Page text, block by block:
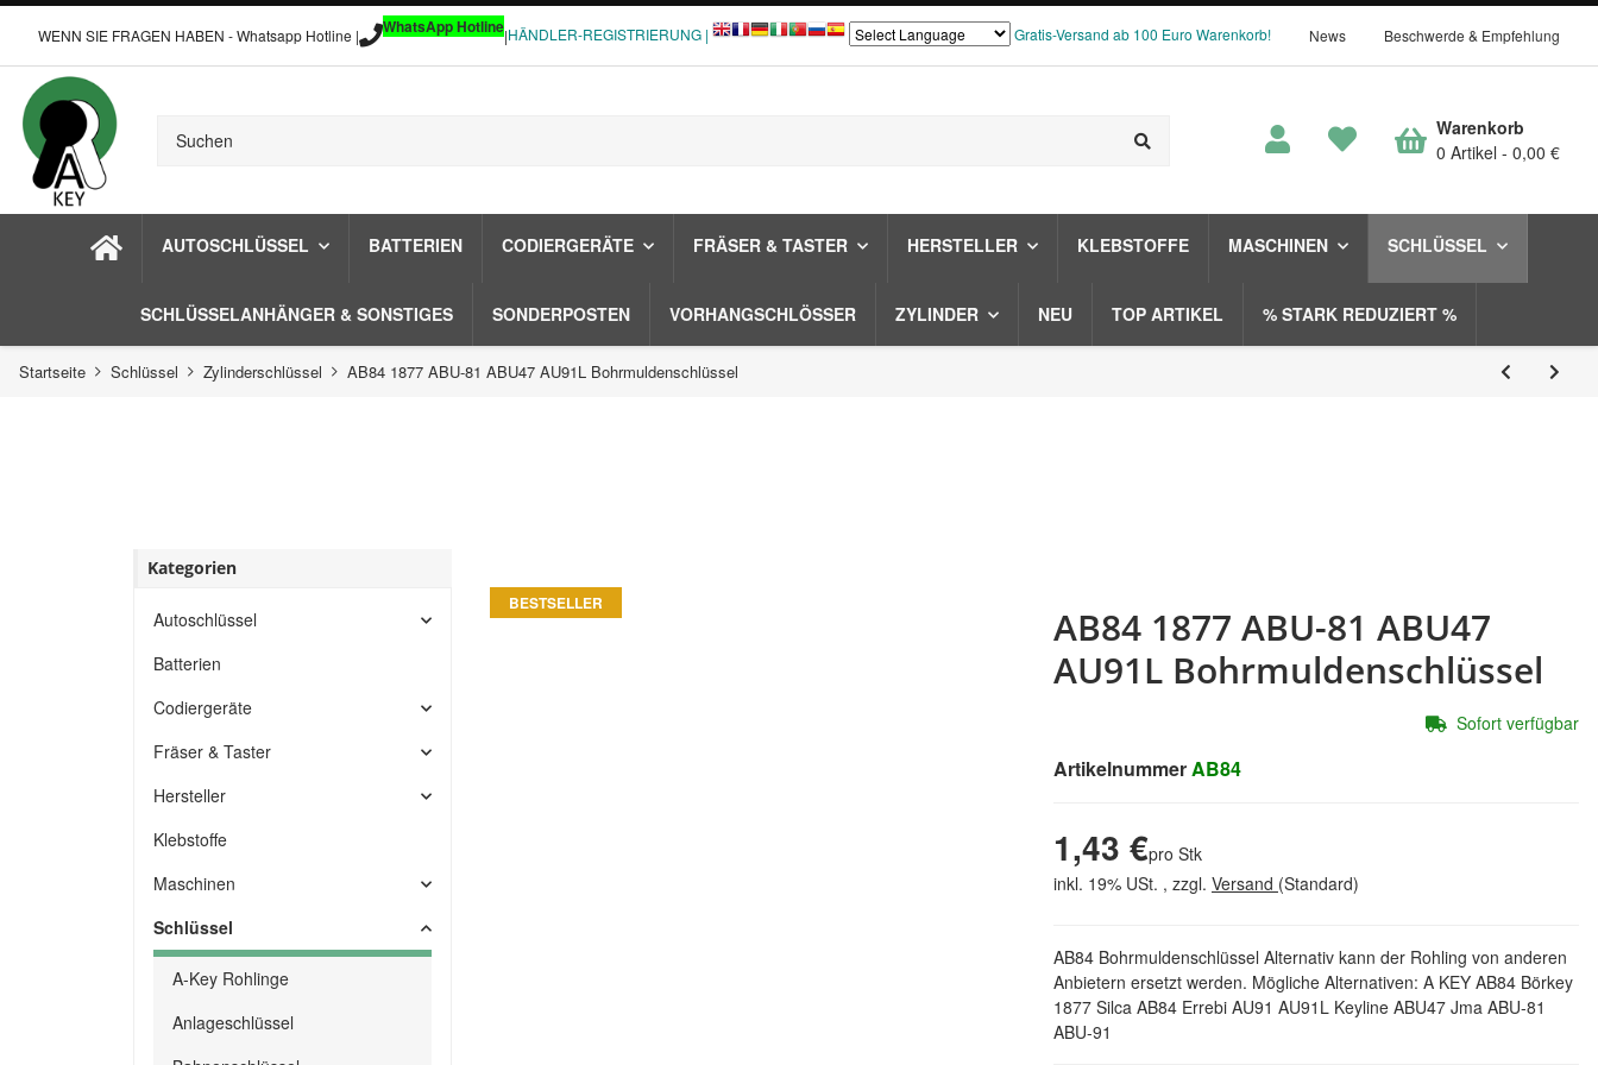
WENN SIE FRAGEN HABEN - Whatsapp Hotline | WhatsApp Hotline|HÄNDLER-REGISTRIERUNG | Gratis-Versand ab 100 Euro Warenkorb! News Beschwerde & Empfehlung
AUTOSCHLÜSSEL BATTERIEN CODIERGERÄTE FRÄSER & TASTER HERSTELLER KLEBSTOFFE MASCHINEN SCHLÜSSEL
SCHLÜSSELANHÄNGER & SONSTIGES SONDERPOSTEN VORHANGSCHLÖSSER ZYLINDER NEU TOP ARTIKEL % STARK REDUZIERT %
Warenkorb
0 Artikel
0,00 €
Startseite Schlüssel Zylinderschlüssel AB84 1877 ABU-81 ABU47 AU91L Bohrmuldenschlüssel
BESTSELLER
AB84 1877 ABU-81 ABU47
AU91L Bohrmuldenschlüssel
ArtikelnummerAB84
AB84 Bohrmuldenschlüssel Alternativ kann der Rohling von anderen
Anbietern ersetzt werden. Mögliche Alternativen: A KEY AB84 Börkey
1877 Silca AB84 Errebi AU91 AU91L Keyline ABU47 Jma ABU-81
ABU-91
1,43 €pro Stk
inkl. 19% USt. , zzgl. Versand (Standard)
Sofort verfügbar
Kategorien
Autoschlüssel
Batterien
Codiergeräte
Fräser & Taster
Hersteller
Klebstoffe
Maschinen
Schlüssel
A-Key Rohlinge
Anlageschlüssel